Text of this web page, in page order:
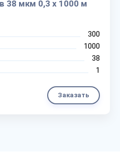
38 мкм 0,3 х 1000 м
300
1000
38
1
Заказать